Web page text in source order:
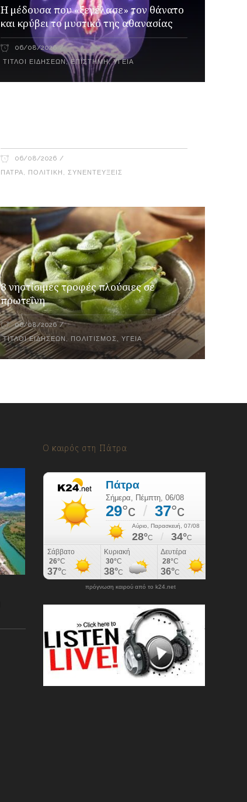
Η μέδουσα που «ξεγέλασε» τον θάνατο
και κρύβει το μυστικό της αθανασίας
06/08/2026
ΤΊΤΛΟΙ ΕΙΔΉΣΕΩΝ,ΕΠΙΣΤΉΜΗ,ΥΓΕΊΑ
06/08/2026
ΠΆΤΡΑ, ΠΟΛΙΤΙΚΉ ,ΣΥΝΕΝΤΕΎΞΕΙΣ
8 νηστίσιμες τροφές πλούσιες σε
πρωτεΐνη
06/08/2026
ΤΊΤΛΟΙ ΕΙΔΉΣΕΩΝ , ΠΟΛΙΤΙΣΜΌΣ,ΥΓΕΊΑ
Ο καιρός στη Πάτρα
πρόγνωση καιρού από το k24.net